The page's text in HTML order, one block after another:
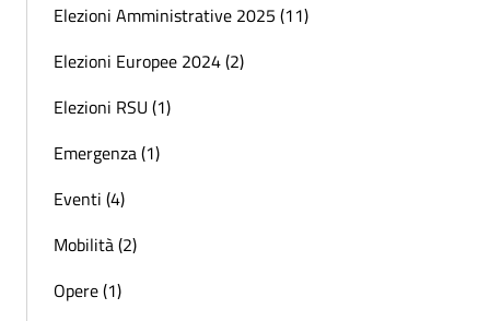
Elezioni Amministrative 2025 (11)
Elezioni Europee 2024 (2)
Elezioni RSU (1)
Emergenza (1)
Eventi (4)
Mobilità (2)
Opere (1)